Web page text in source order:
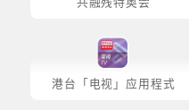
港台「电视」应用程式